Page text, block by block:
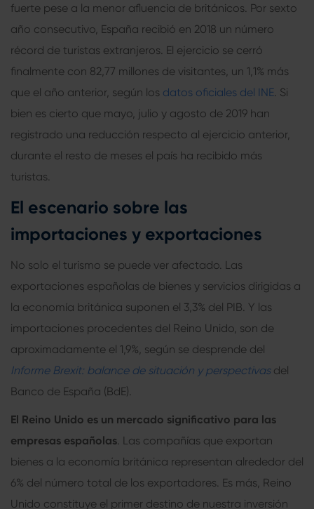
fuerte pese a la menor afluencia de británicos. Por sexto
año consecutivo, España recibió en 2018 un número
récord de turistas extranjeros. El ejercicio se cerró
finalmente con 82,77 millones de visitantes, un 1,1% más
que el año anterior, según los datos oficiales del INE . Si
bien es cierto que mayo, julio y agosto de 2019 han
registrado una reducción respecto al ejercicio anterior,
durante el resto de meses el país ha recibido más
turistas.
El escenario sobre las
importaciones y exportaciones
No solo el turismo se puede ver afectado. Las
exportaciones españolas de bienes y servicios dirigidas a
la economía británica suponen el 3,3% del PIB. Y las
importaciones procedentes del Reino Unido, son de
aproximadamente el 1,9%, según se desprende del
Informe Brexit: balance de situación y perspectivasdel
Banco de España (BdE).
El Reino Unido es un mercado significativo para las
empresas españolas . Las compañías que exportan
bienes a la economía británica representan alrededor del
6% del número total de los exportadores. Es más, Reino
Unido constituye el primer destino de nuestra inversión